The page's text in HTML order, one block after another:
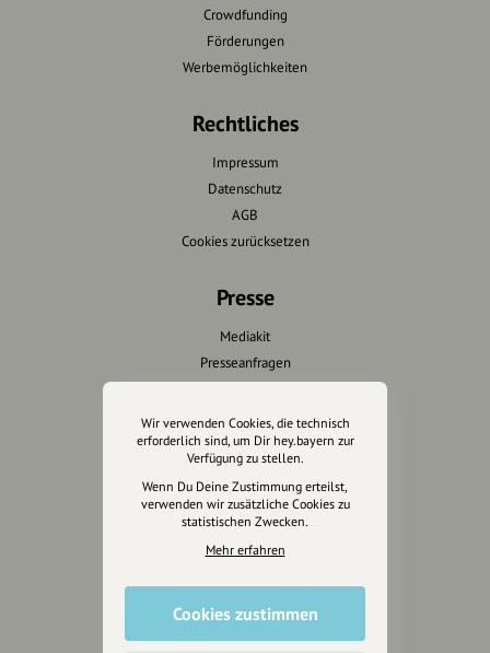
Crowdfunding
Förderungen
Werbemöglichkeiten
Rechtliches
Impressum
Datenschutz
AGB
Cookies zurücksetzen
Presse
Mediakit
Presseanfragen
Wir unterstützen Euch
Fotografie & mehr
Marketing
Anakin Design
Wir verwenden Cookies, die technisch
erforderlich sind, um Dir hey.bayern zur
Verfügung zu stellen.
Wenn Du Deine Zustimmung erteilst,
verwenden wir zusätzliche Cookies zu
statistischen Zwecken.
Mehr erfahren
Cookies zustimmen